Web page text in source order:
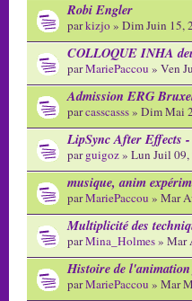
Robi Engler
parkizjo» Dim Juin 15,
COLLOQUE INHA
parMariePaccou » Ven
Admission ERG
parcasscasss» Dim Mai
LipSync After Effects
parguigoz» Lun Juil
musique, anim
parMariePaccou » Mar
Multiplicité des
parMina_Holmes» Mar
Histoire de
parMariePaccou » Mar